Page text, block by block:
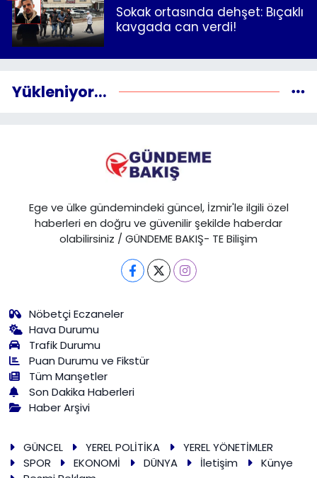
Sokak ortasında dehşet: Bıçaklı
kavgada can verdi!
Yükleniyor...
Ege ve ülke gündemindeki güncel, İzmir'le ilgili özel
haberleri en doğru ve güvenilir şekilde haberdar
olabilirsiniz / GÜNDEME BAKIŞ- TE Bilişim
Nöbetçi Eczaneler
Hava Durumu
Trafik Durumu
Puan Durumu ve Fikstür
Tüm Manşetler
Son Dakika Haberleri
Haber Arşivi
GÜNCEL YEREL POLİTİKA
YEREL YÖNETİMLER
SPOR
EKONOMİ DÜNYA İletişim
Künye